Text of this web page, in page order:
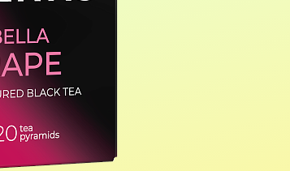
АЛУ ОНЛАЙН⁠ -
КЕРІ БАЙЛАНЫС
КЕРІ БАЙЛАНЫС